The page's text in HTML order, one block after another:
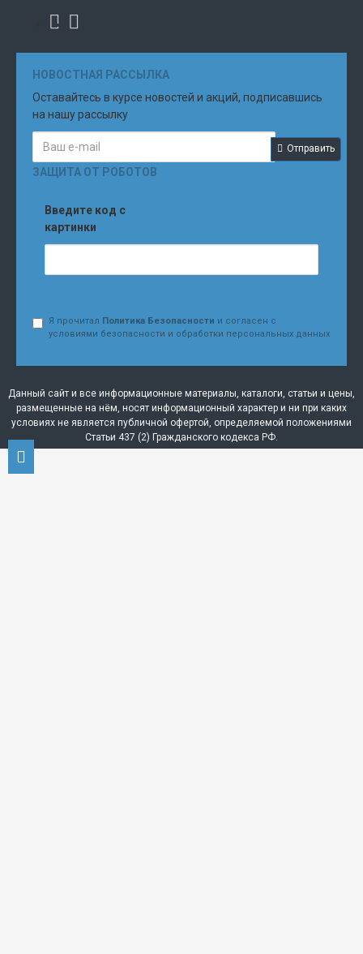
НОВОСТНАЯ РАССЫЛКА
Оставайтесь в курсе новостей и акций, подписавшись
на нашу рассылку
Отправить
ЗАЩИТА ОТ РОБОТОВ
Введите код с
картинки
Я прочитал Политика Безопасности и согласен с
условиями безопасности и обработки персональных данных
Данный сайт и все информационные материалы, каталоги, статьи и цены,
размещенные на нём, носят информационный характер и ни при каких
условиях не является публичной офертой, определяемой положениями
Статьи 437 (2) Гражданского кодекса РФ.